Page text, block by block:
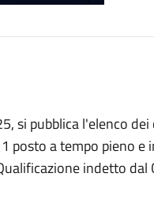
si pubblica l'elenco
posto a tempo pieno
indetto